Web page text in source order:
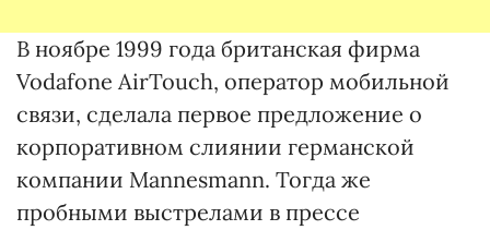
В ноябре 1999 года британская фирма
Vodafone AirTouch, оператор мобильной
связи, сделала первое предложение о
корпоративном слиянии германской
компании Mannesmann. Тогда же
пробными выстрелами в прессе